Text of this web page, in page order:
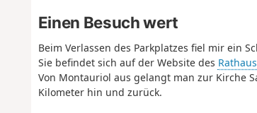
Einen Besuch wert
Beim Verlassen des Parkplatzes fiel mir ein
Sie befindet sich auf der Website des
Von Montauriol aus gelangt man zur Kirche
Kilometer hin und zurück.